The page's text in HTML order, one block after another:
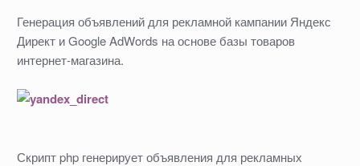
Генерация объявлений для рекламной кампании Яндекс
Директ и Google AdWords на основе базы товаров
интернет-магазина.
Скрипт php генерирует объявления для рекламных